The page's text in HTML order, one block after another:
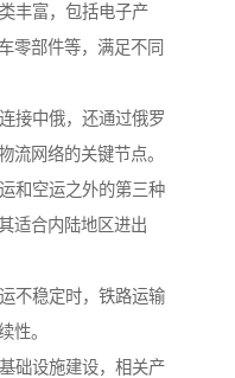
丰富，包括电子产
零部件等，满足不同
接中俄，还通过俄罗
流网络的关键节点。
和空运之外的第三种
适合内陆地区进出
不稳定时，铁路运输
性。
础设施建设，相关产